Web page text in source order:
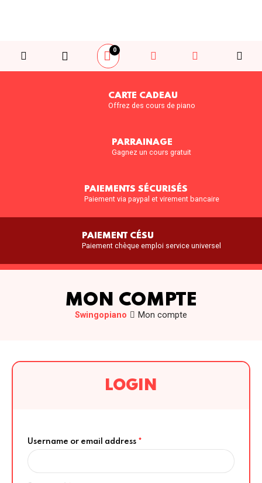
0
CARTE CADEAU
Offrez des cours de piano
PARRAINAGE
Gagnez un cours gratuit
PAIEMENTS SÉCURISÉS
Paiement via paypal et virement bancaire
PAIEMENT CÉSU
Paiement chèque emploi service universel
MON COMPTE
Swingopiano Mon compte
LOGIN
Username or email address *